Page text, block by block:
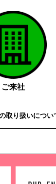
ご来社
取り扱いについ